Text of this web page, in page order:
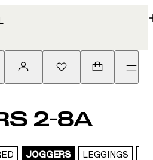
2-8A
JOGGERS LEGGINGS